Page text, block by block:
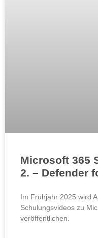
Microsoft 365
2. – Defender
Im Frühjahr 2025 wird
Schulungsvideos zu
veröffentlichen.